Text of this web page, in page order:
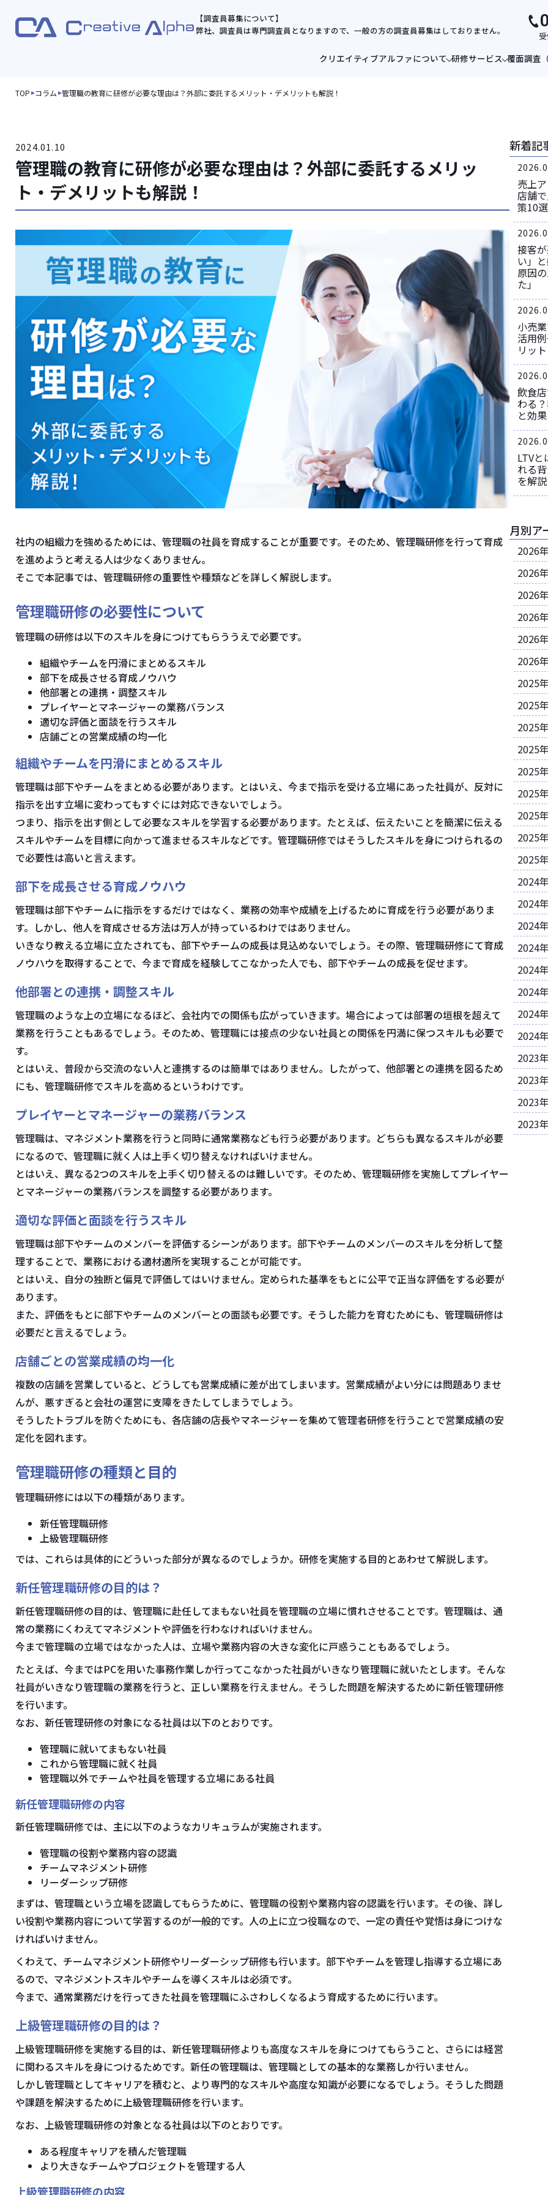
【調査員募集について】
弊社、調査員は専門調査員となりますので、一般の方の調査員募集はしておりません。
クリエイティブアルファについて 研修サービス 覆面調査
TOP コラム 管理職の教育に研修が必要な理由は？外部に委託するメリット・デメリットも解説！
2024.01.10
管理職の教育に研修が必要な理由は？外部に委託するメリッ
ト・デメリットも解説！
社内の組織力を強めるためには、管理職の社員を育成することが重要です。そのため、管理職研修を行って育成
を進めようと考える人は少なくありません。
そこで本記事では、管理職研修の重要性や種類などを詳しく解説します。
管理職研修の必要性について
管理職の研修は以下のスキルを身につけてもらううえで必要です。
組織やチームを円滑にまとめるスキル
部下を成長させる育成ノウハウ
他部署との連携・調整スキル
プレイヤーとマネージャーの業務バランス
適切な評価と面談を行うスキル
店舗ごとの営業成績の均一化
組織やチームを円滑にまとめるスキル
管理職は部下やチームをまとめる必要があります。とはいえ、今まで指示を受ける立場にあった社員が、反対に
指示を出す立場に変わってもすぐには対応できないでしょう。
つまり、指示を出す側として必要なスキルを学習する必要があります。たとえば、伝えたいことを簡潔に伝える
スキルやチームを目標に向かって進ませるスキルなどです。管理職研修ではそうしたスキルを身につけられるの
で必要性は高いと言えます。
部下を成長させる育成ノウハウ
管理職は部下やチームに指示をするだけではなく、業務の効率や成績を上げるために育成を行う必要がありま
す。しかし、他人を育成させる方法は万人が持っているわけではありません。
いきなり教える立場に立たされても、部下やチームの成長は見込めないでしょう。その際、管理職研修にて育成
ノウハウを取得することで、今まで育成を経験してこなかった人でも、部下やチームの成長を促せます。
他部署との連携・調整スキル
管理職のような上の立場になるほど、会社内での関係も広がっていきます。場合によっては部署の垣根を超えて
業務を行うこともあるでしょう。そのため、管理職には接点の少ない社員との関係を円満に保つスキルも必要で
す。
とはいえ、普段から交流のない人と連携するのは簡単ではありません。したがって、他部署との連携を図るため
にも、管理職研修でスキルを高めるというわけです。
プレイヤーとマネージャーの業務バランス
管理職は、マネジメント業務を行うと同時に通常業務なども行う必要があります。どちらも異なるスキルが必要
になるので、管理職に就く人は上手く切り替えなければいけません。
とはいえ、異なる2つのスキルを上手く切り替えるのは難しいです。そのため、管理職研修を実施してプレイヤー
とマネージャーの業務バランスを調整する必要があります。
適切な評価と面談を行うスキル
管理職は部下やチームのメンバーを評価するシーンがあります。部下やチームのメンバーのスキルを分析して整
理することで、業務における適材適所を実現することが可能です。
とはいえ、自分の独断と偏見で評価してはいけません。定められた基準をもとに公平で正当な評価をする必要が
あります。
また、評価をもとに部下やチームのメンバーとの面談も必要です。そうした能力を育むためにも、管理職研修は
必要だと言えるでしょう。
店舗ごとの営業成績の均一化
複数の店舗を営業していると、どうしても営業成績に差が出てしまいます。営業成績がよい分には問題ありませ
んが、悪すぎると会社の運営に支障をきたしてしまうでしょう。
そうしたトラブルを防ぐためにも、各店舗の店長やマネージャーを集めて管理者研修を行うことで営業成績の安
定化を図れます。
管理職研修の種類と目的
管理職研修には以下の種類があります。
新任管理職研修
上級管理職研修
では、これらは具体的にどういった部分が異なるのでしょうか。研修を実施する目的とあわせて解説します。
新任管理職研修の目的は？
新任管理職研修の目的は、管理職に赴任してまもない社員を管理職の立場に慣れさせることです。管理職は、通
常の業務にくわえてマネジメントや評価を行わなければいけません。
今まで管理職の立場ではなかった人は、立場や業務内容の大きな変化に戸惑うこともあるでしょう。
たとえば、今まではPCを用いた事務作業しか行ってこなかった社員がいきなり管理職に就いたとします。そんな
社員がいきなり管理職の業務を行うと、正しい業務を行えません。そうした問題を解決するために新任管理研修
を行います。
なお、新任管理研修の対象になる社員は以下のとおりです。
管理職に就いてまもない社員
これから管理職に就く社員
管理職以外でチームや社員を管理する立場にある社員
新任管理職研修の内容
新任管理職研修では、主に以下のようなカリキュラムが実施されます。
管理職の役割や業務内容の認識
チームマネジメント研修
リーダーシップ研修
まずは、管理職という立場を認識してもらうために、管理職の役割や業務内容の認識を行います。その後、詳し
い役割や業務内容について学習するのが一般的です。人の上に立つ役職なので、一定の責任や覚悟は身につけな
ければいけません。
くわえて、チームマネジメント研修やリーダーシップ研修も行います。部下やチームを管理し指導する立場にあ
るので、マネジメントスキルやチームを導くスキルは必須です。
今まで、通常業務だけを行ってきた社員を管理職にふさわしくなるよう育成するために行います。
上級管理職研修の目的は？
上級管理職研修を実施する目的は、新任管理職研修よりも高度なスキルを身につけてもらうこと、さらには経営
に関わるスキルを身につけるためです。新任の管理職は、管理職としての基本的な業務しか行いません。
しかし管理職としてキャリアを積むと、より専門的なスキルや高度な知識が必要になるでしょう。そうした問題
や課題を解決するために上級管理職研修を行います。
なお、上級管理職研修の対象となる社員は以下のとおりです。
ある程度キャリアを積んだ管理職
より大きなチームやプロジェクトを管理する人
上級管理職研修の内容
新着記
売上
店舗
策10選
接客
い」
原因
た」
小売
活用
リット
飲食
わる
と効果
LTV
れる
を解説
月別ア
2026
2026
2026
2026
2026
2026
2025
2025
2025
2025
2025
2025
2025
2025
2025
2024
2024
2024
2024
2024
2024
2024
2024
2023
2023
2023
2023